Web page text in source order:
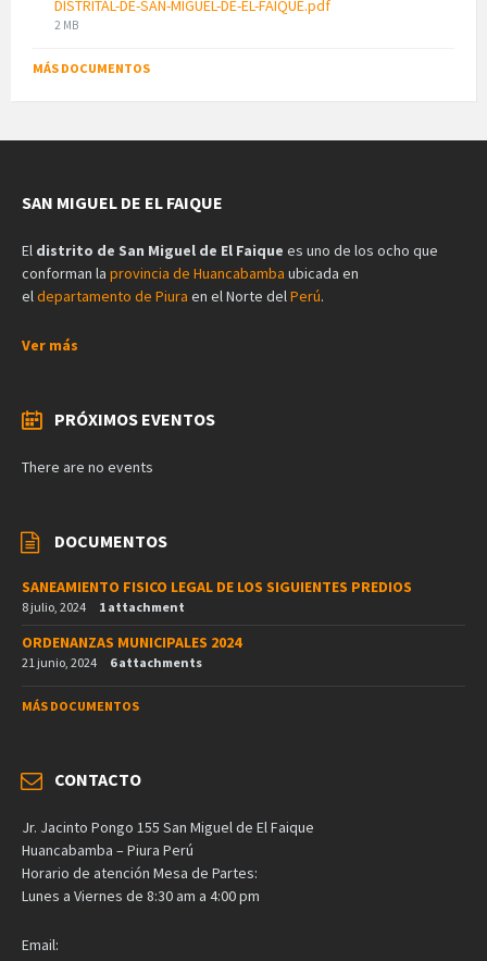
DISTRITAL-DE-SAN-MIGUEL-DE-EL-FAIQUE.pdf
File
2 MB
MÁS DOCUMENTOS
SAN MIGUEL DE EL FAIQUE
El distrito de San Miguel de El Faique es uno de los ocho que
conforman la provincia de Huancabamba ubicada en
eldepartamento de Piura en el Norte delPerú.
Ver más
PRÓXIMOS EVENTOS
There are no events
DOCUMENTOS
SANEAMIENTO FISICO LEGAL DE LOS SIGUIENTES PREDIOS
8 julio, 2024 1 attachment
ORDENANZAS MUNICIPALES 2024
21 junio, 2024 6 attachments
MÁS DOCUMENTOS
CONTACTO
Jr. Jacinto Pongo 155 San Miguel de El Faique
Huancabamba – Piura Perú
Horario de atención Mesa de Partes:
Lunes a Viernes de 8:30 am a 4:00 pm
Email: